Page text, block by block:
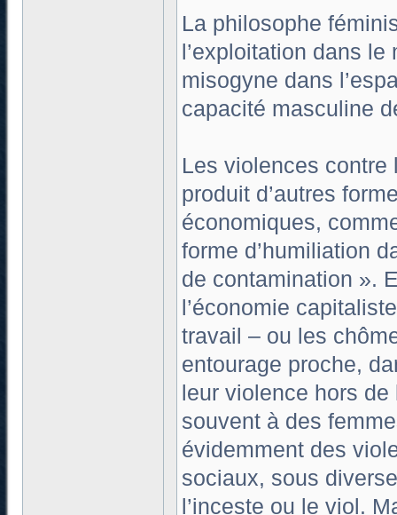
La philosophe
l’exploitation dans
misogyne dans
capacité masculine
Les violences
produit d’autres
économiques,
forme d’humiliation
de contamination ».
l’économie
travail – ou les
entourage proche,
leur violence hors de
souvent à des
évidemment des
sociaux, sous
l’inceste ou le viol.